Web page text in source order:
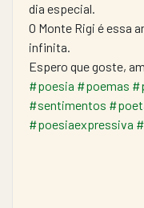
dia especial.
O Monte Rigi é essa
infinita.
Espero que goste,
#poesia #poemas
#sentimentos
#poesiaexpressiva